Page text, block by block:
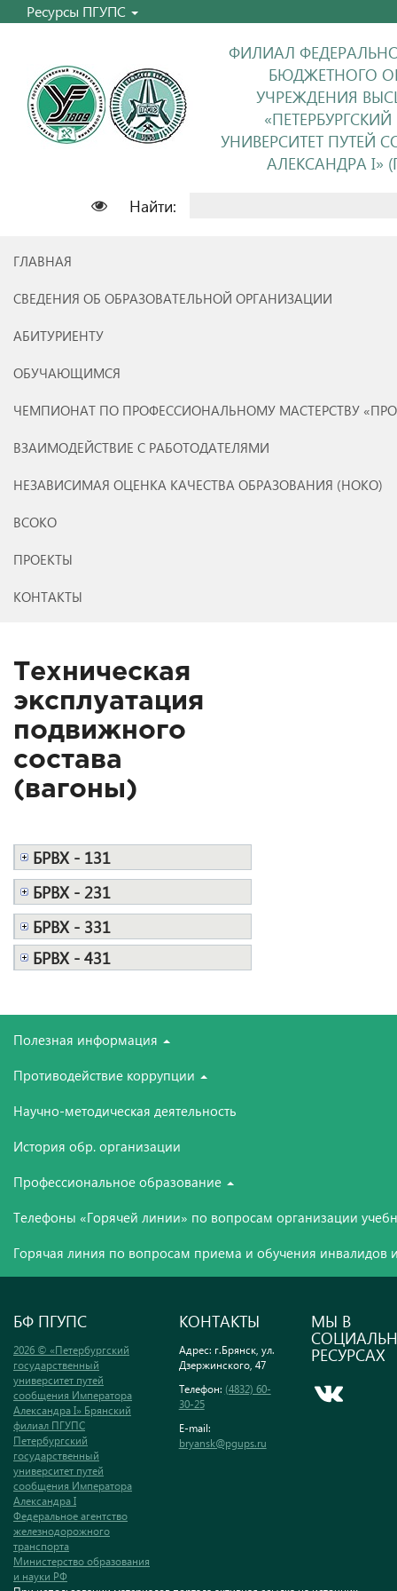
Ресурсы ПГУПС
ФИЛИАЛ
БЮДЖЕТНОГО
УЧРЕЖДЕНИЯ
УНИВЕРСИТЕТ ПУТЕЙ
АЛЕКСАНДРА I»
Найти:
ГЛАВНАЯ
СВЕДЕНИЯ ОБ ОБРАЗОВАТЕЛЬНОЙ ОРГАНИЗАЦИИ
АБИТУРИЕНТУ
ОБУЧАЮЩИМСЯ
ЧЕМПИОНАТ ПО ПРОФЕССИОНАЛЬНОМУ МАСТЕРСТВУ
ВЗАИМОДЕЙСТВИЕ С РАБОТОДАТЕЛЯМИ
НЕЗАВИСИМАЯ ОЦЕНКА КАЧЕСТВА ОБРАЗОВАНИЯ (НОКО)
ВСОКО
ПРОЕКТЫ
КОНТАКТЫ
Техническая
эксплуатация
подвижного
состава
(вагоны)
БРВХ - 131
БРВХ - 231
БРВХ - 331
БРВХ - 431
Полезная информация
Противодействие коррупции
Научно-методическая деятельность
История обр. организации
Профессиональное образование
Телефоны «Горячей линии» по вопросам организации
Горячая линия по вопросам приема и обучения инвалидов
БФ ПГУПС
2026 © «Петербургский
государственный
университет путей
сообщения Императора
Александра I» Брянский
филиал ПГУПС
Петербургский
государственный
университет путей
сообщения Императора
Александра I
Федеральное агентство
железнодорожного
транспорта
Министерство образования
и науки РФ
КОНТАКТЫ
Адрес: г.Брянск, ул.
Дзержинского, 47
Телефон: (4832) 60-
30-25
E-mail:
bryansk@pgups.ru
МЫ В
РЕСУРСАХ